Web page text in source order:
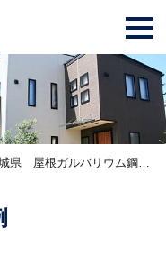
茨城県 屋根ガルバリウム鋼板・軒天補修塗装工事